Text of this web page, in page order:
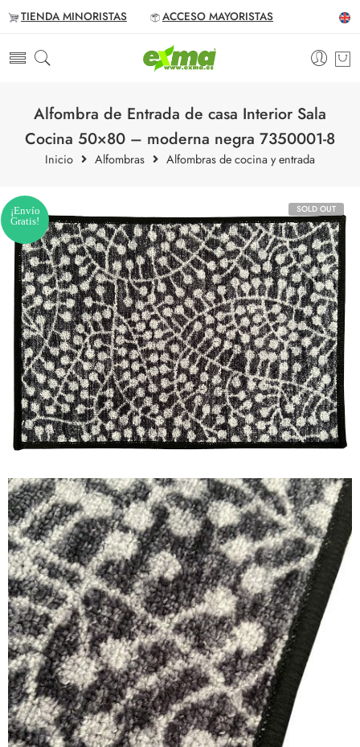
TIENDA MINORISTAS ACCESO MAYORISTAS
Alfombra de Entrada de casa Interior Sala
Cocina 50×80 – moderna negra 7350001-8
Inicio Alfombras Alfombras de cocina y entrada
SOLD OUT
¡Envío
Gratis!